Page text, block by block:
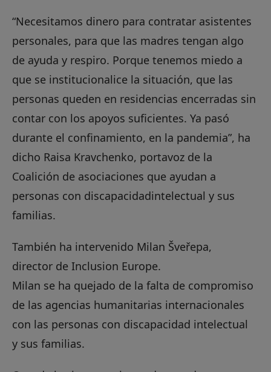
“Necesitamos dinero para contratar asistentes
personales, para que las madres tengan algo
de ayuda y respiro. Porque tenemos miedo a
que se institucionalice la situación, que las
personas queden en residencias encerradas sin
contar con los apoyos suficientes. Ya pasó
durante el confinamiento, en la pandemia”, ha
dicho Raisa Kravchenko, portavoz de la
Coalición de asociaciones que ayudan a
personas con discapacidadintelectual y sus
familias.
También ha intervenido Milan Šveřepa,
director de Inclusion Europe.
Milan se ha quejado de la falta de compromiso
de las agencias humanitarias internacionales
con las personas con discapacidad intelectual
y sus familias.